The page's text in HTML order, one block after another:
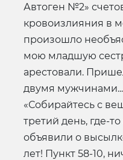
Автоген №2»
кровоизлияния в
произошло
мою младшую
арестовали.
двумя
«Собирайтесь с
третий день, где-
объявили о
лет! Пункт 58-10,